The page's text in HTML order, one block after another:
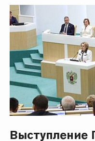
Выступление